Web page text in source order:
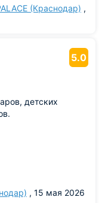
(Краснодар) ,
5.0
детских
, 15 мая 2026